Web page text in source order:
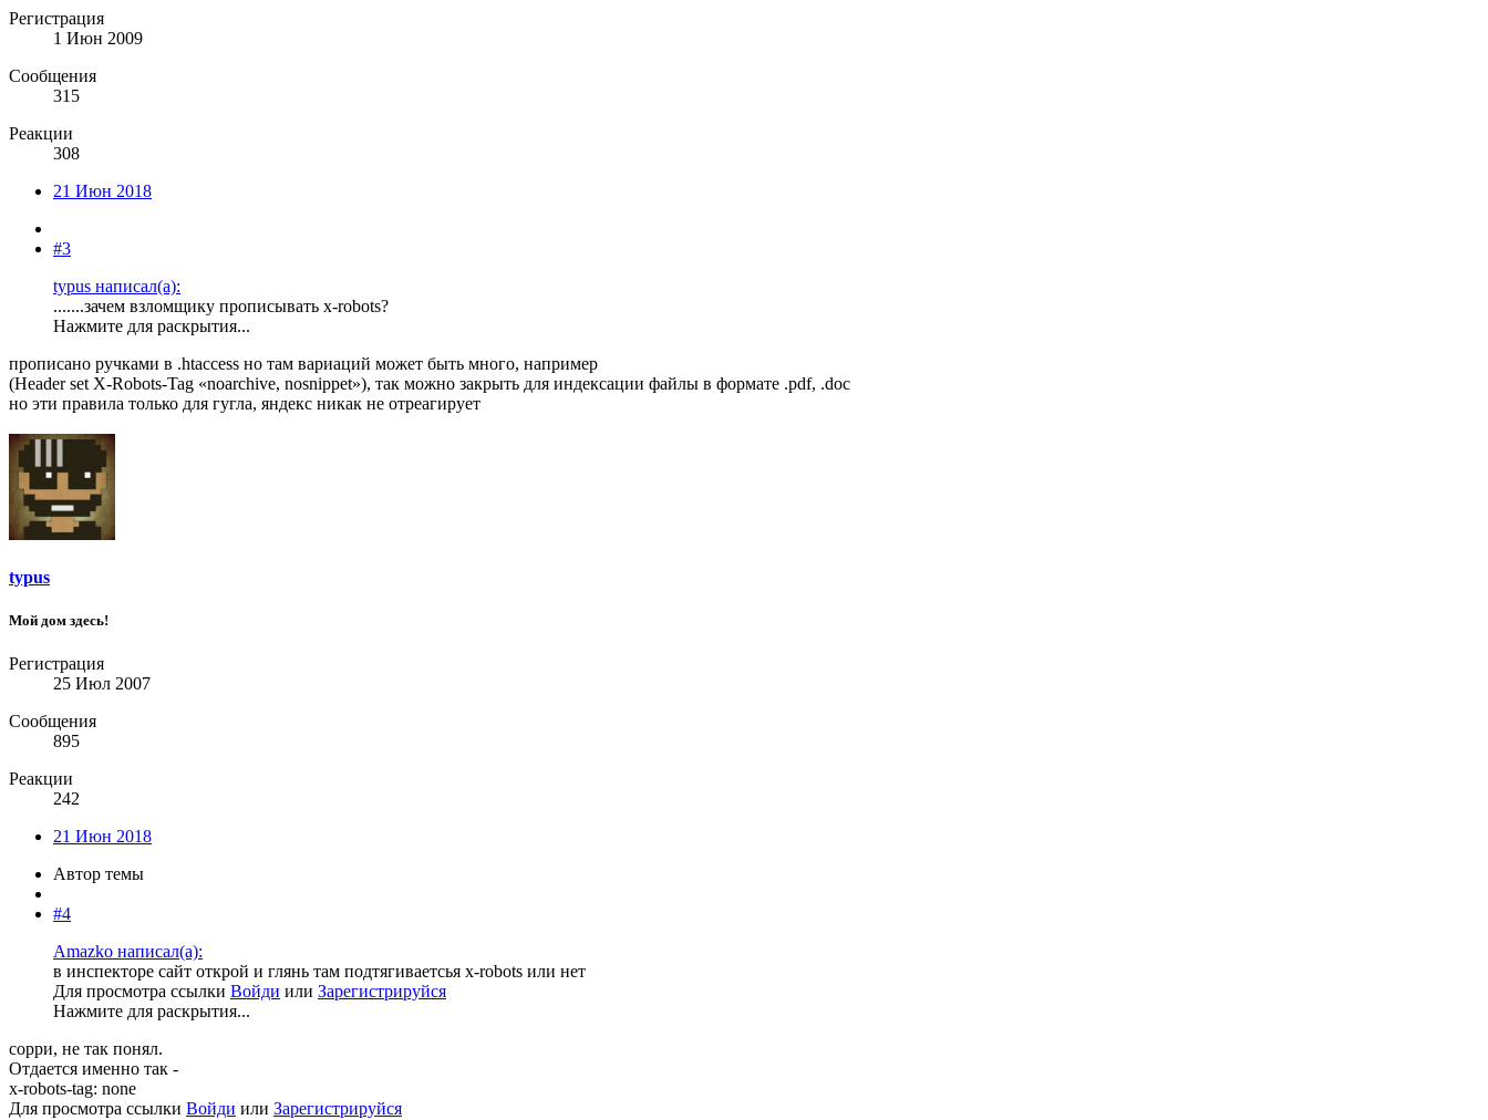
Регистрация
1 Июн 2009
Сообщения
315
Реакции
308
21 Июн 2018
#3
typus написал(а):
.......зачем взломщику прописывать x-robots?
Нажмите для раскрытия...
прописано ручками в .htaccess но там вариаций может быть много, например
(Header set X-Robots-Tag «noarchive, nosnippet»), так можно закрыть для индексации файлы в формате .pdf, .doc
но эти правила только для гугла, яндекс никак не отреагирует
typus
Мой дом здесь!
Регистрация
25 Июл 2007
Сообщения
895
Реакции
242
21 Июн 2018
Автор темы
#4
Amazko написал(а):
в инспекторе сайт открой и глянь там подтягиваетсья x-robots или нет
Для просмотра ссылки Войди или Зарегистрируйся
Нажмите для раскрытия...
сорри, не так понял.
Отдается именно так -
x-robots-tag: none
Для просмотра ссылки Войди или Зарегистрируйся